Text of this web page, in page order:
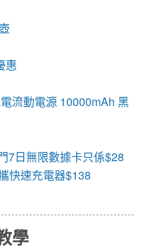
惠
流動電源 10000mAh 黑
7日無限數據卡只係$28
快速充電器$138
學